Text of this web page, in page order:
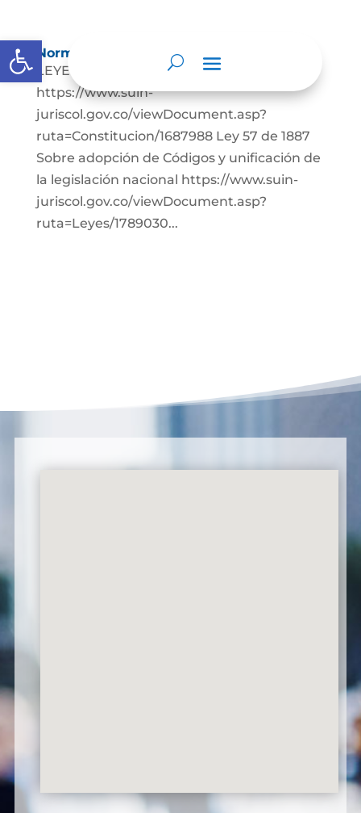
Abrir barra de herramientas
Normatividad
LEYES: Constitución Política de Colombia.
https://www.suin-
juriscol.gov.co/viewDocument.asp?
ruta=Constitucion/1687988 Ley 57 de 1887
Sobre adopción de Códigos y unificación de
la legislación nacional https://www.suin-
juriscol.gov.co/viewDocument.asp?
ruta=Leyes/1789030...